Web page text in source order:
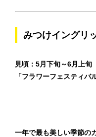
みつけイングリ
見頃：5月下旬～6月上旬
「フラワーフェスティバ
一年で最も美しい季節の